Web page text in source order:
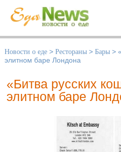
Новости о еде > Рестораны > Бары >
элитном баре Лондона
«Битва русских
элитном баре